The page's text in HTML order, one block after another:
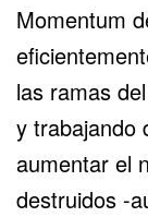
Momentum
las ramas
y trabajando
aumentar el
destruidos -